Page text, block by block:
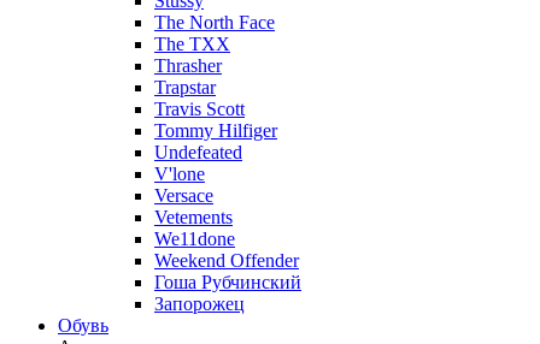
The North Face
The TXX
Thrasher
Trapstar
Travis Scott
Tommy Hilfiger
Undefeated
V'lone
Versace
Vetements
We11done
Weekend Offender
Гоша Рубчинский
Запорожец
Обувь